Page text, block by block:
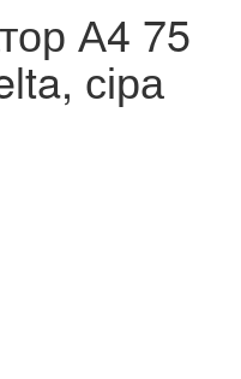
А4 75
сіра